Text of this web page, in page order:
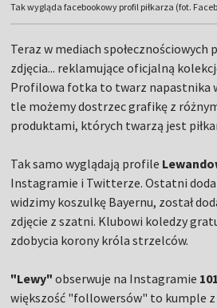
Tak wygląda facebookowy profil piłkarza (fot.
Teraz w mediach społecznościowych
zdjęcia... reklamujące oficjalną
Profilowa fotka to twarz napastnika
tle możemy dostrzec grafikę z
produktami, których twarzą jest
Tak samo wyglądają profile
Instagramie i Twitterze. Ostatni
widzimy koszulkę Bayernu, został
zdjęcie z szatni. Klubowi koledzy
zdobycia korony króla strzelców.
"Lewy" obserwuje na Instagramie
większość "followersów" to kumple z